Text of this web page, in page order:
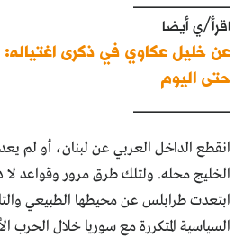
اقرأ/ي أيضا
عن خليل عكاوي في ذكرى اغتياله:
حتى اليوم
انقطع الداخل العربي عن لبنان، أو لم
الخليج محله. ولتلك طرق مرور وقواعد لا
ابتعدت طرابلس عن محيطها الطبيعي
السياسية المتكررة مع سوريا خلال الحرب